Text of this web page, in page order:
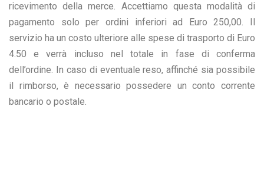
ricevimento della merce. Accettiamo questa modalità di
pagamento solo per ordini inferiori ad Euro 250,00. Il
servizio ha un costo ulteriore alle spese di trasporto di Euro
4.50 e verrà incluso nel totale in fase di conferma
dell’ordine. In caso di eventuale reso, affinché sia possibile
il rimborso, è necessario possedere un conto corrente
bancario o postale.